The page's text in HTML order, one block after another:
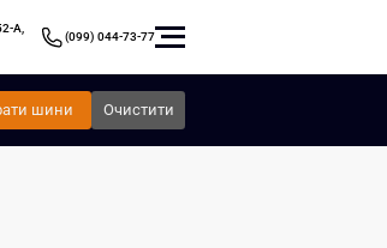
А,
(099) 044-73-77
шини Очистити